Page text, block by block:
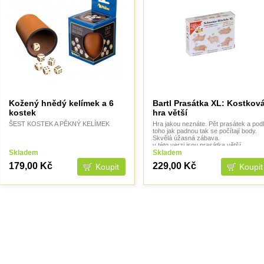
Kožený hnědý kelímek a 6
kostek
ŠEST KOSTEK A PĚKNÝ KELÍMEK
Skladem
179,00 Kč
Bartl Prasátka XL:
hra větší
Hra jakou neznáte. Pět prasátek a
toho jak padnou tak se počítají body.
Skvělá úžasná zábava.
v této verzi jsou prasátka větší
Skladem
229,00 Kč